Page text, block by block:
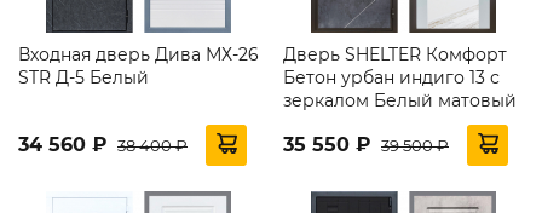
Входная дверь Дива МХ-26
STR Д-5 Белый
34 560 ₽ 38 400 ₽
Дверь SHELTER Комфорт
Бетон урбан индиго 13 с
зеркалом Белый матовый
35 550 ₽ 39 500 ₽